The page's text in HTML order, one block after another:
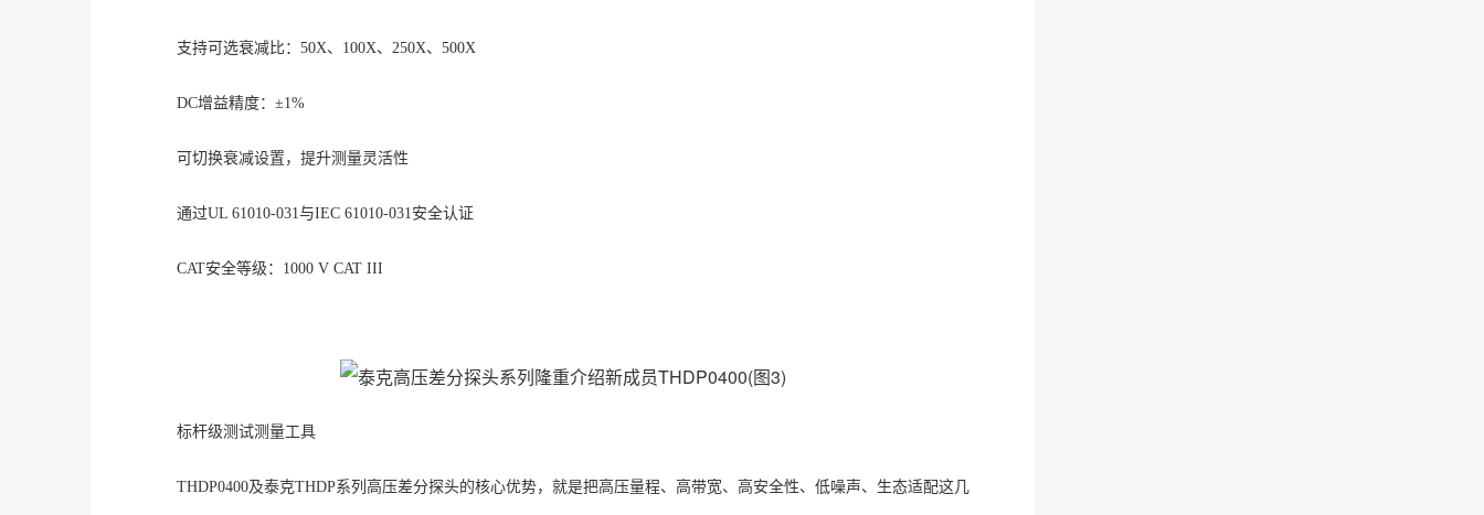
支持可选衰减比： 50X、100X、250X、500X
DC增益精度：±1%
可切换衰减设置，提升测量灵活性
通过UL 61010-031与IEC 61010-031安全认证
CAT安全等级：1000 V CAT III
标杆级测试测量工具
THDP0400及泰克THDP系列高压差分探头的核心优势，就是把高压量程、高带宽、高安全性、低噪声、生态适配这几